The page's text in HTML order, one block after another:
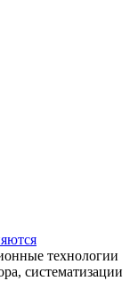
технологии
систематизации